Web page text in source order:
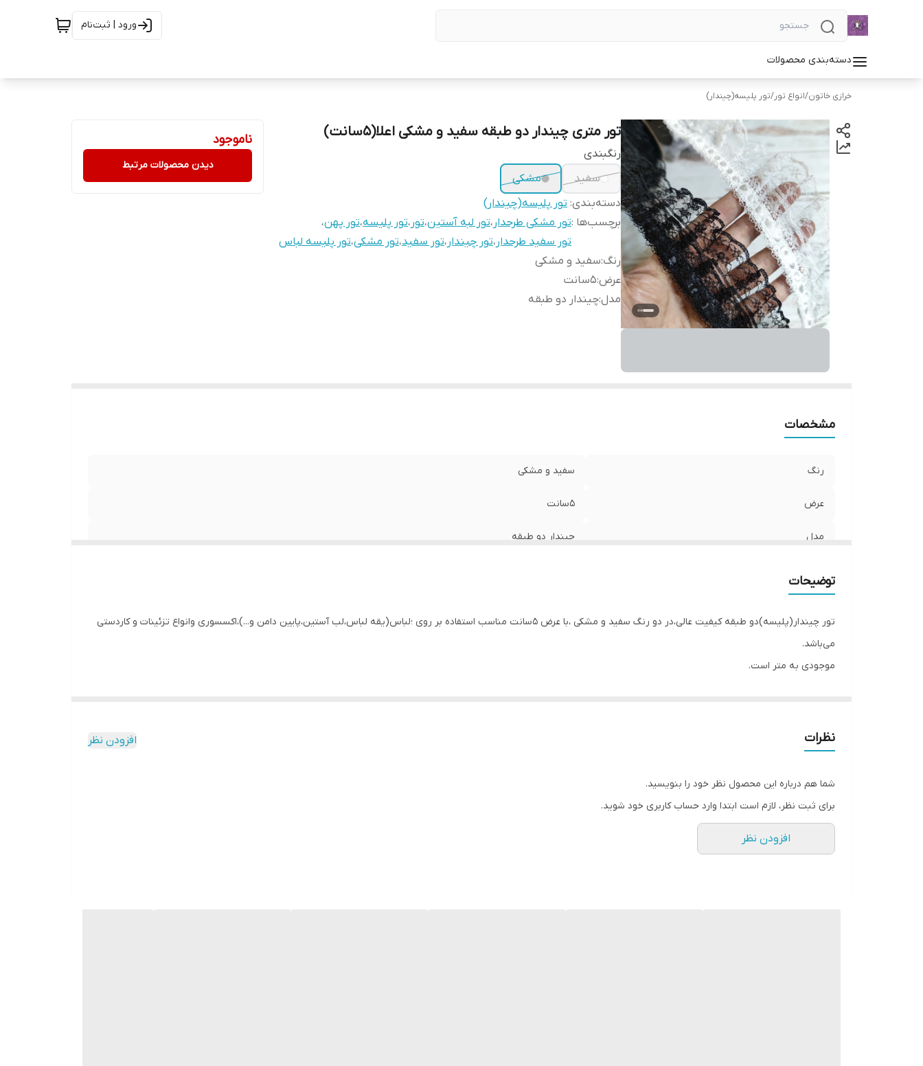
ورود | ثبت‌نام
دسته‌بندی محصولات
خرازی خاتون/انواع تور/تور پلیسه(چیندار)
تور متری چیندار دو طبقه سفید و مشکی اعلا(۵سانت)
رنگبندی
سفید
مشکی
دسته‌بندی: تور پلیسه(چیندار)
برچسب‌ها :تور مشکی طرحدار ،تور لبه آستین،تور ،تور پلیسه،تور پهن،
تور سفید طرحدار ،تور چیندار ،تور سفید،تور مشکی،تور پلیسه لباس
رنگ:سفید و مشکی
عرض:۵سانت
مدل:چیندار دو طبقه
ناموجود
دیدن محصولات مرتبط
مشخصات
رنگ سفید و مشکی
عرض ۵سانت
مدل چیندار دو طبقه
توضیحات
تور چیندار(پلیسه)دو طبقه کیفیت عالی،در دو رنگ سفید و مشکی ،با عرض ۵سانت مناسب استفاده بر روی ؛لباس(یقه لباس،لب آستین،پایین دامن و...)،اکسسوری وانواع تزئینات و کاردستی
می‌باشد.
موجودی به متر است.
نظرات افزودن نظر
شما هم درباره این محصول نظر خود را بنویسید.
برای ثبت نظر، لازم است ابتدا وارد حساب کاربری خود شوید.
افزودن نظر